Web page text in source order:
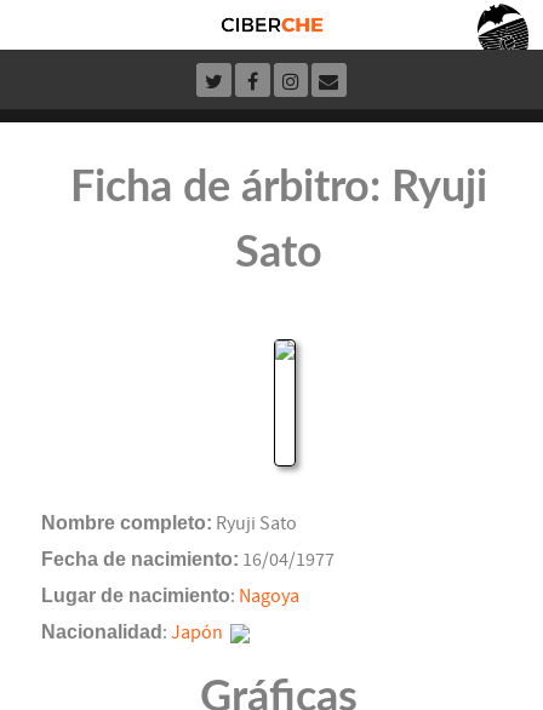
Ficha de árbitro: Ryuji
Sato
Nombre completo: Ryuji Sato
Fecha de nacimiento: 16/04/1977
Lugar de nacimiento: Nagoya
Nacionalidad : Japón
Gráficas